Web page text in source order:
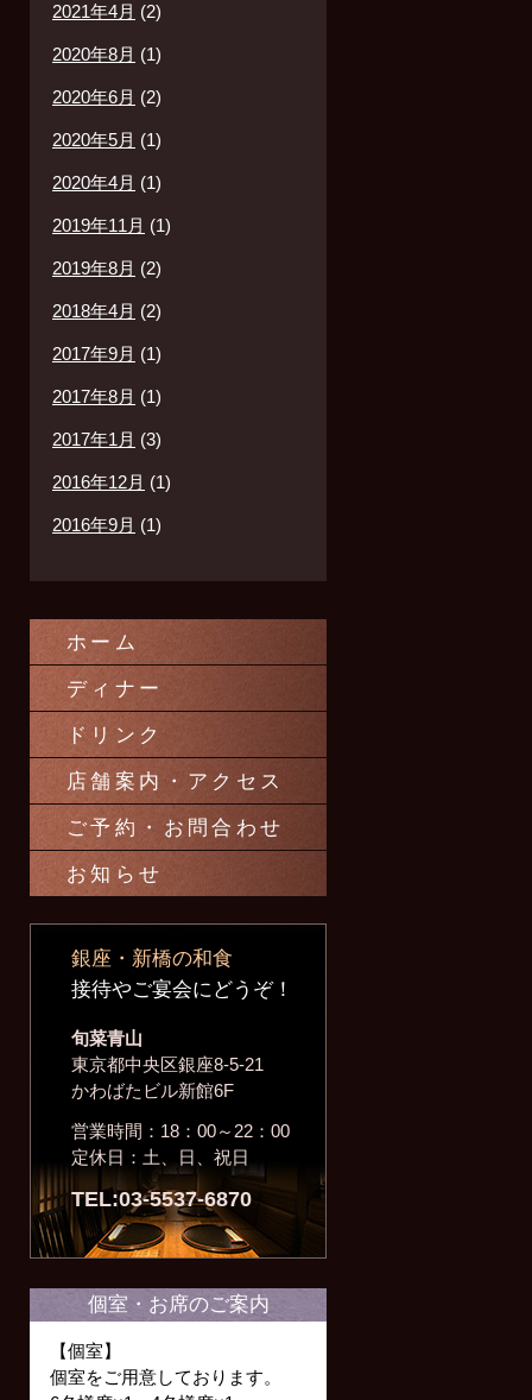
2021年4月 (2)
2020年8月 (1)
2020年6月 (2)
2020年5月 (1)
2020年4月 (1)
2019年11月 (1)
2019年8月 (2)
2018年4月 (2)
2017年9月 (1)
2017年8月 (1)
2017年1月 (3)
2016年12月 (1)
2016年9月 (1)
ホーム
ディナー
ドリンク
店舗案内・アクセス
ご予約・お問合わせ
お知らせ
銀座・新橋の和食
接待やご宴会にどうぞ！
旬菜青山
東京都中央区銀座8-5-21
かわばたビル新館6F
営業時間：18：00～22：00
定休日：土、日、祝日
TEL:03-5537-6870
個室・お席のご案内
【個室】
個室をご用意しております。